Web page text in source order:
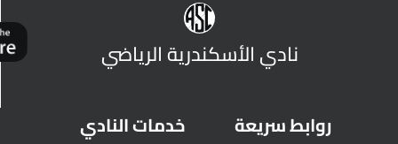
نادي الأسكندرية الرياضي
روابط سريعة خدمات النادي